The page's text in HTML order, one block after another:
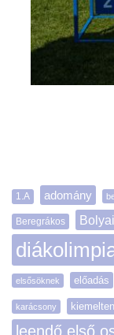
1.A adomány
Beregrákos Bolyai
elsősöknek előadás
karácsony
leendő első